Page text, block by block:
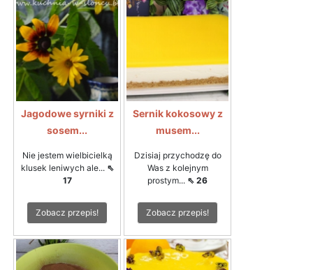
Jagodowe syrniki z
sosem...
Nie jestem wielbicielką
klusek leniwych ale... ⇖
17
Zobacz przepis!
Sernik kokosowy z
musem...
Dzisiaj przychodzę do
Was z kolejnym
prostym... ⇖ 26
Zobacz przepis!